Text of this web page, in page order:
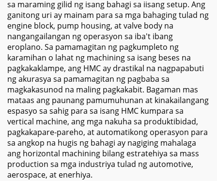
sa maraming gilid ng isang bahagi sa iisang setup. Ang
ganitong uri ay mainam para sa mga bahaging tulad ng
engine block, pump housing, at valve body na
nangangailangan ng operasyon sa iba't ibang
eroplano. Sa pamamagitan ng pagkumpleto ng
karamihan o lahat ng machining sa isang beses na
pagkakaklampe, ang HMC ay drastikal na nagpapabuti
ng akurasya sa pamamagitan ng pagbaba sa
magkakasunod na maling pagkakabit. Bagaman mas
mataas ang paunang pamumuhunan at kinakailangang
espasyo sa sahig para sa isang HMC kumpara sa
vertical machine, ang mga nakuha sa produktibidad,
pagkakapare-pareho, at automatikong operasyon para
sa angkop na hugis ng bahagi ay nagiging mahalaga
ang horizontal machining bilang estratehiya sa mass
production sa mga industriya tulad ng automotive,
aerospace, at enerhiya.